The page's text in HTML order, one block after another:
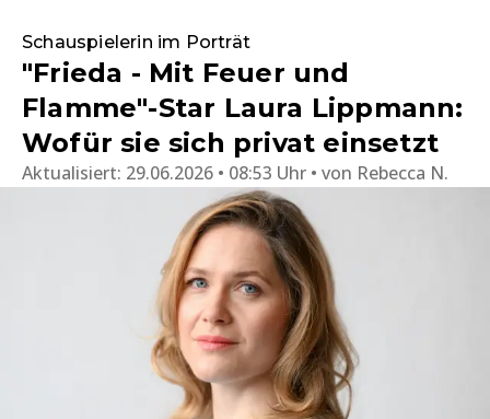
Schauspielerin im Porträt
"Frieda - Mit Feuer und
Flamme"-Star Laura Lippmann:
Wofür sie sich privat einsetzt
Aktualisiert: 29.06.2026 • 08:53 Uhr von Rebecca N.